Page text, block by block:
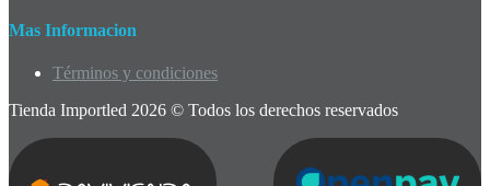
Mas Informacion
Términos y condiciones
Tienda Importled 2026 © Todos los derechos reservados